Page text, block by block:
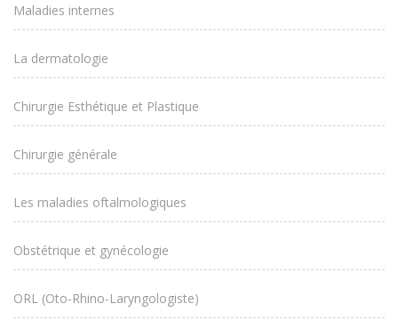
Maladies internes
La dermatologie
Chirurgie Esthétique et Plastique
Chirurgie générale
Les maladies oftalmologiques
Obstétrique et gynécologie
ORL (Oto-Rhino-Laryngologiste)